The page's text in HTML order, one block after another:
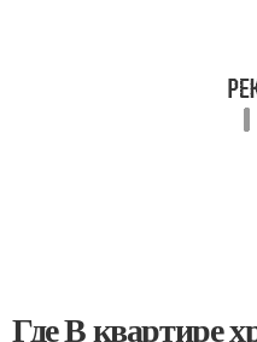
Где В квартире